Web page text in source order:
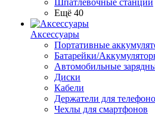
Шпатлевочные станции
Ещё 40
Аксессуары
Портативные
Батарейки/
Автомобильные
Диски
Кабели
Держатели для
Чехлы для смартфонов